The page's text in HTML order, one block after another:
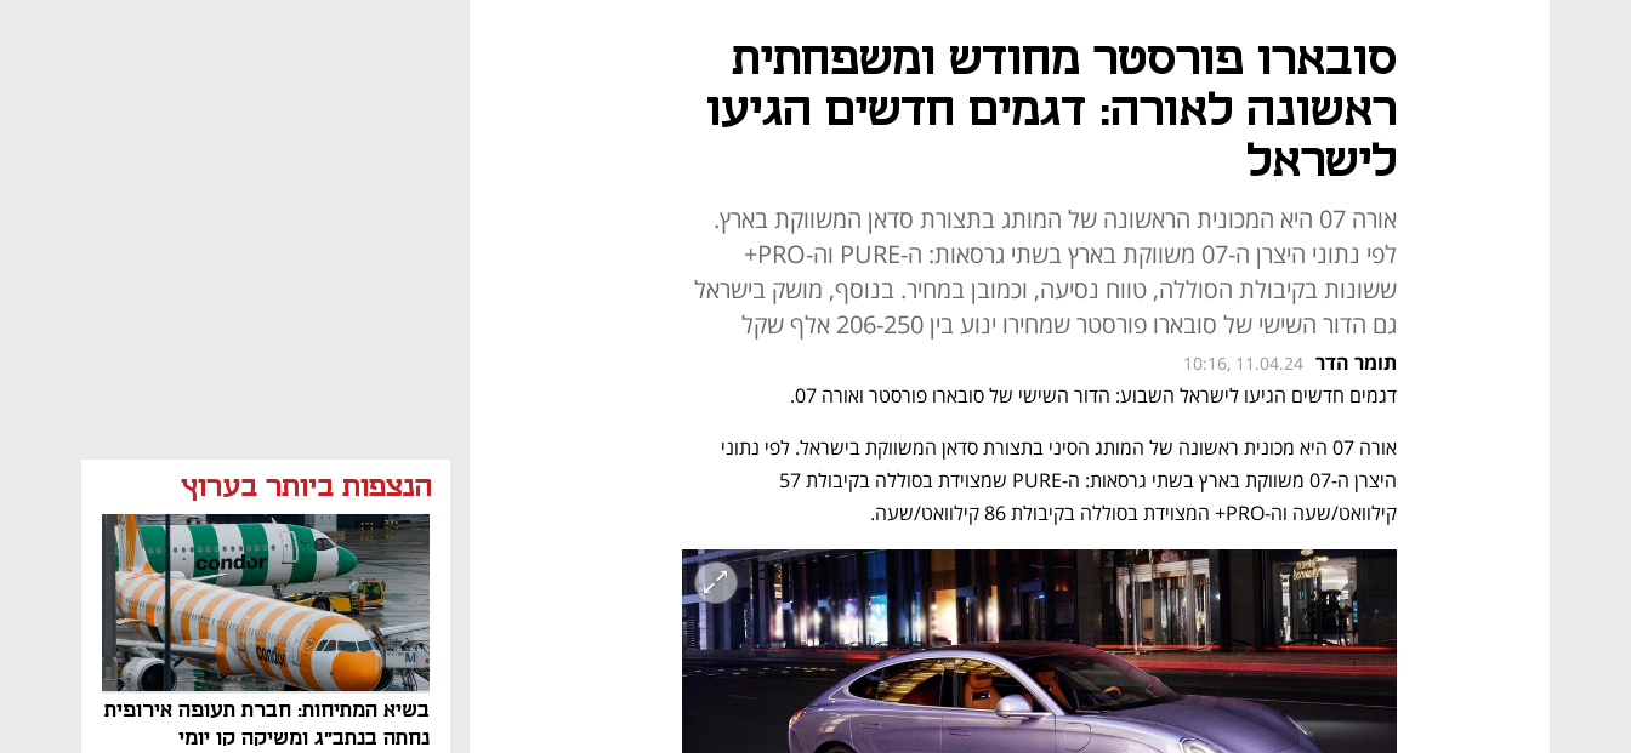
הנצפות ביותר בערוץ
בשיא המתיחות: חברת תעופה אירופית
נחתה בנתב"ג ומשיקה קו יומי
סובארו פורסטר מחודש ומשפחתית
ראשונה לאורה: דגמים חדשים הגיעו
לישראל
אורה 07 היא המכונית הראשונה של המותג בתצורת סדאן המשווקת בארץ.
לפי נתוני היצרן ה-07 משווקת בארץ בשתי גרסאות: ה-PURE וה-PRO+
ששונות בקיבולת הסוללה, טווח נסיעה, וכמובן במחיר. בנוסף, מושק בישראל
גם הדור השישי של סובארו פורסטר שמחירו ינוע בין 206-250 אלף שקל
תומר הדר 10:16, 11.04.24
דגמים חדשים הגיעו לישראל השבוע: הדור השישי של סובארו פורסטר ואורה 07.
קילוואט/שעה וה-PRO+ המצוידת בסוללה בקיבולת 86 קילוואט/שעה.